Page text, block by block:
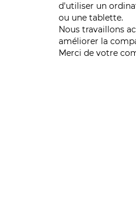
d'utiliser un
ou une tablette.
Nous travaillons
améliorer la
Merci de votre